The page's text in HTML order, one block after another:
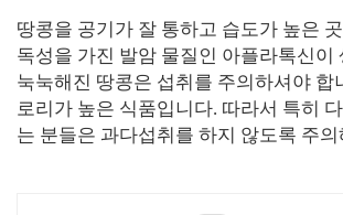
땅콩을 공기가 잘 통하고 습도가 높은
독성을 가진 발암 물질인 아플라톡신이
눅눅해진 땅콩은 섭취를 주의하셔야 합
로리가 높은 식품입니다. 따라서 특히
는 분들은 과다섭취를 하지 않도록 주